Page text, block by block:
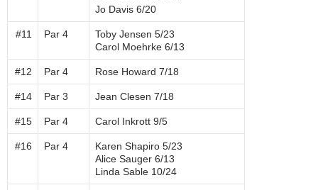
Jo Davis 6/20
#11 Par 4
Toby Jensen 5/23
Carol Moehrke 6/13
#12 Par 4 Rose Howard 7/18
#14 Par 3 Jean Clesen 7/18
#15 Par 4 Carol Inkrott 9/5
#16 Par 4
Karen Shapiro 5/23
Alice Sauger 6/13
Linda Sable 10/24